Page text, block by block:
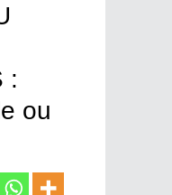
:
ou